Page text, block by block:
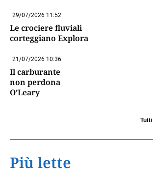
29/07/2026 11:52
Le crociere fluviali
corteggiano Explora
21/07/2026 10:36
Il carburante
non perdona
O’Leary
Più lette